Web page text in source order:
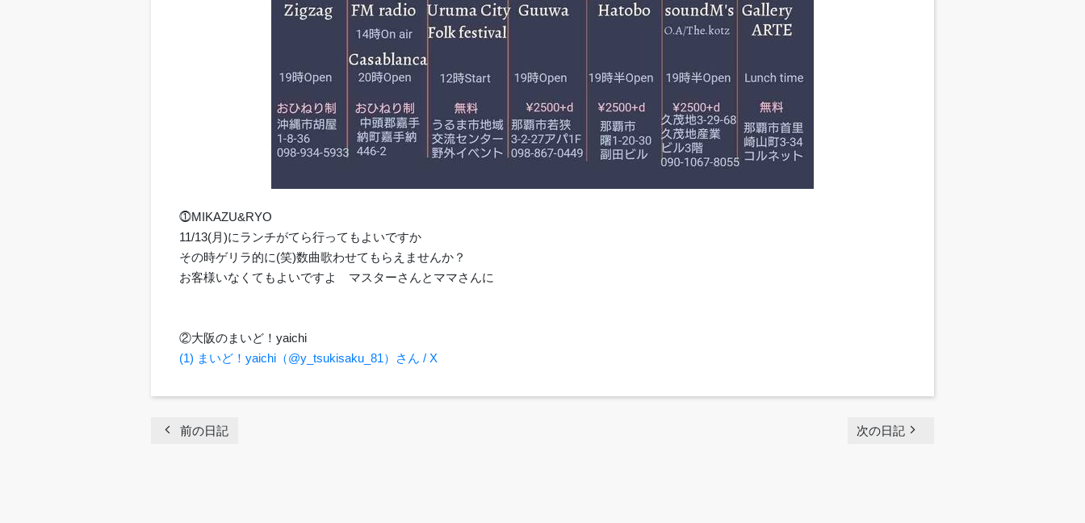
⓵MIKAZU&RYO
11/13(月)にランチがてら行ってもよいですか
その時ゲリラ的に(笑)数曲歌わせてもらえませんか？
お客様いなくてもよいですよ マスターさんとママさんに
②大阪のまいど！yaichi
(1) まいど！yaichi（@y_tsukisaku_81）さん / X
chevron_left 前の日記 次の日記navigate_next